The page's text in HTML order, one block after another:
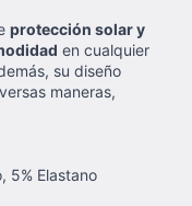
protección solar y
en cualquier
su diseño
maneras,
5% Elastano